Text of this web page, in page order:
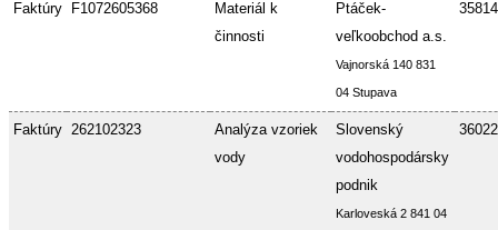
Faktúry F1072605368
Materiál k
činnosti
Ptáček-
veľkoobchod a.s.
Vajnorská 140 831
04 Stupava
Faktúry 262102323
Analýza vzoriek
vody
Slovenský
vodohospodársky
podnik
Karloveská 2 841 04